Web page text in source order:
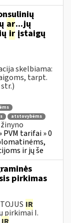
ar...jų
ir įstaigų
skelbiama:
tarpt.
atstovybėms
tarifai » 0
ir jų še
pirkimas
IR
pirkimai I.